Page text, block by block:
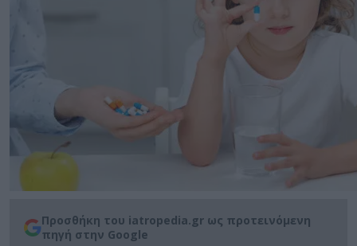
Προσθήκη του iatropedia.gr ως προτεινόμενη
πηγή στην Google